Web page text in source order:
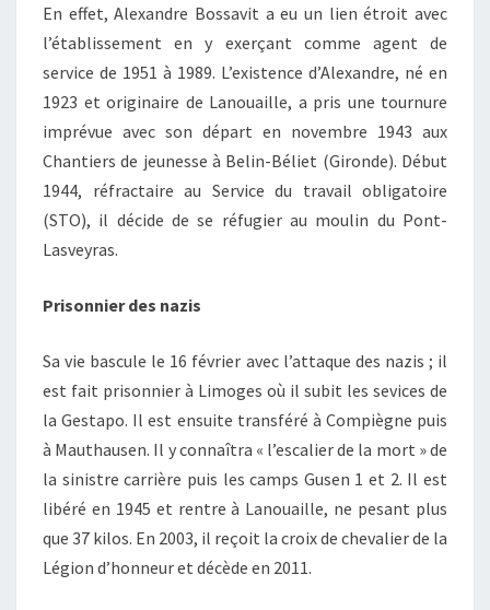
En effet, Alexandre Bossavit a eu un lien étroit avec
l’établissement en y exerçant comme agent de
service de 1951 à 1989. L’existence d’Alexandre, né en
1923 et originaire de Lanouaille, a pris une tournure
imprévue avec son départ en novembre 1943 aux
Chantiers de jeunesse à Belin-Béliet (Gironde). Début
1944, réfractaire au Service du travail obligatoire
(STO), il décide de se réfugier au moulin du Pont-
Lasveyras.
Prisonnier des nazis
Sa vie bascule le 16 février avec l’attaque des nazis ; il
est fait prisonnier à Limoges où il subit les sevices de
la Gestapo. Il est ensuite transféré à Compiègne puis
à Mauthausen. Il y connaîtra « l’escalier de la mort » de
la sinistre carrière puis les camps Gusen 1 et 2. Il est
libéré en 1945 et rentre à Lanouaille, ne pesant plus
que 37 kilos. En 2003, il reçoit la croix de chevalier de la
Légion d’honneur et décède en 2011.